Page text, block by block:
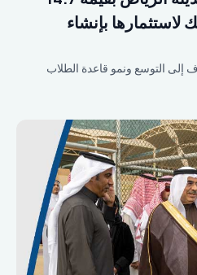
بإنشاء
إلى التوسع ونمو قاعدة الطلاب